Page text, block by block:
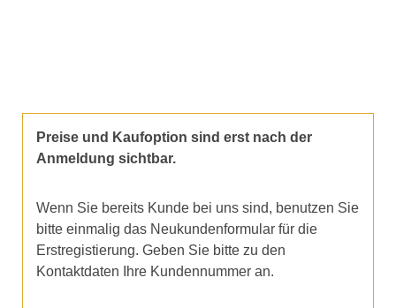
Preise und Kaufoption sind erst nach der
Anmeldung sichtbar.
Wenn Sie bereits Kunde bei uns sind, benutzen Sie
bitte einmalig das Neukundenformular für die
Erstregistierung. Geben Sie bitte zu den
Kontaktdaten Ihre Kundennummer an.